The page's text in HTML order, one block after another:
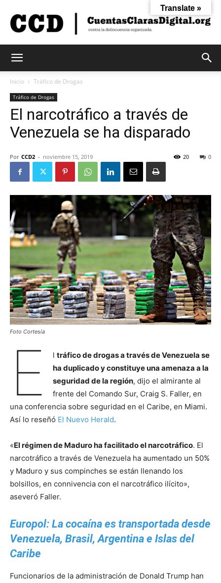
Claras
Inicio Tráfico de Drogas
Tráfico de Drogas
El narcotráfico a través de
Venezuela se ha disparado
Por CCD2 - noviembre 15, 2019 0
20
Foto Cortesía
E l tráfico de drogas a través de Venezuela se
ha duplicado y constituye una amenaza a la
seguridad de la región, dijo el almirante al
frente del Comando Sur, Craig S. Faller, en
una conferencia sobre seguridad en el Caribe, en Miami.
Así lo reseñó El Nuevo Herald.
«El régimen de Maduro ha facilitado el narcotráfico. El
narcotráfico a través de Venezuela ha aumentado un 50%
y Maduro y sus compinches se están llenando los
bolsillos, en connivencia con el narcotráfico ilícito»,
aseveró Faller.
Europol: La cocaína es transportada desde
Venezuela, Brasil, Argentina e Islas del
Caribe
Funcionarios de la administración de Donald Trump han
Translate »